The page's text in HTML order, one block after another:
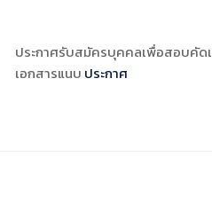
ประกาศรับสมัครบุคคลเพื่อสอบคัด
เอกสารแนบ ประกาศ